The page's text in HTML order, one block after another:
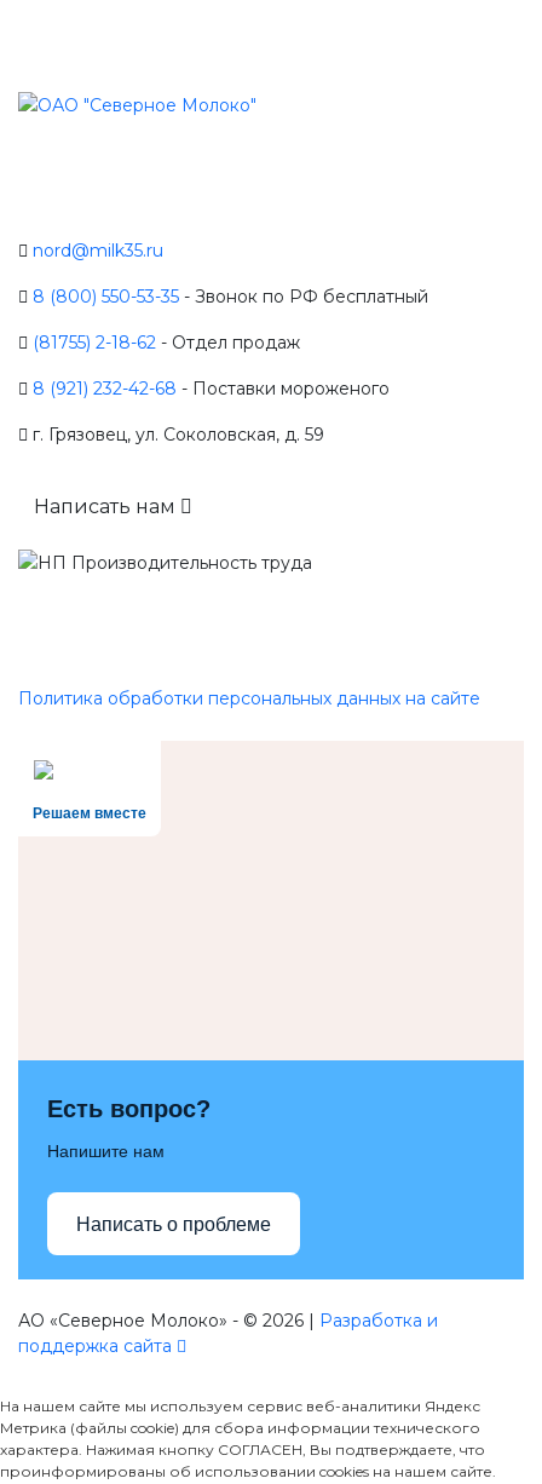
nord@milk35.ru
8 (800) 550-53-35 - Звонок по РФ бесплатный
(81755) 2-18-62 - Отдел продаж
8 (921) 232-42-68 - Поставки мороженого
г. Грязовец, ул. Соколовская, д. 59
Написать нам
Политика обработки персональных данных на сайте
Решаем вместе
Есть вопрос?
Напишите нам
Написать о проблеме
АО «Северное Молоко» - © 2026 | Разработка и
поддержка сайта
На нашем сайте мы используем сервис веб-аналитики Яндекс
Метрика (файлы cookie) для сбора информации технического
характера. Нажимая кнопку СОГЛАСЕН, Вы подтверждаете, что
проинформированы об использовании cookies на нашем сайте.